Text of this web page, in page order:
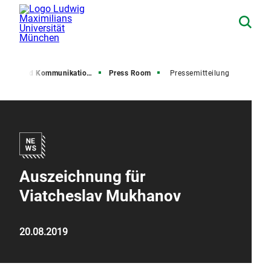
und Kommunikation (PuK) Press Room Pressemitteilung
Auszeichnung für
Viatcheslav Mukhanov
20.08.2019